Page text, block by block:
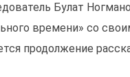
Булат
времени» со
продолжение